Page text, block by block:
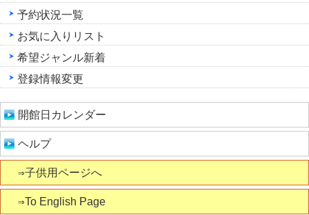
予約状況一覧
お気に入りリスト
希望ジャンル新着
登録情報変更
開館日カレンダー
ヘルプ
⇒子供用ページへ
⇒To English Page